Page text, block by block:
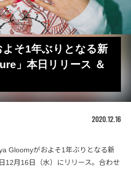
そ1年ぶりとなる新
」本日リリース ＆
2020.12.16
Gloomyがおよそ1年ぶりとなる新
12月16日（水）にリリース。合わせ